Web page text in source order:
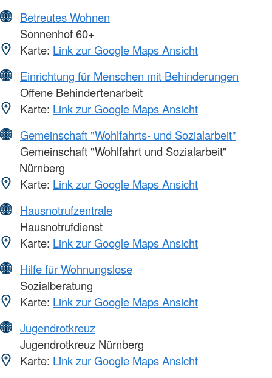
Betreutes Wohnen
Sonnenhof 60+
Karte: Link zur Google Maps Ansicht
Einrichtung für Menschen mit Behinderungen
Offene Behindertenarbeit
Karte: Link zur Google Maps Ansicht
Gemeinschaft "Wohlfahrts- und Sozialarbeit"
Gemeinschaft "Wohlfahrt und Sozialarbeit"
Nürnberg
Karte: Link zur Google Maps Ansicht
Hausnotrufzentrale
Hausnotrufdienst
Karte: Link zur Google Maps Ansicht
Hilfe für Wohnungslose
Sozialberatung
Karte: Link zur Google Maps Ansicht
Jugendrotkreuz
Jugendrotkreuz Nürnberg
Karte: Link zur Google Maps Ansicht